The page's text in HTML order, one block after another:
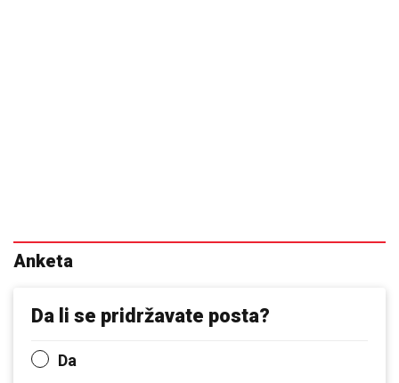
Anketa
Da li se pridržavate posta?
Da